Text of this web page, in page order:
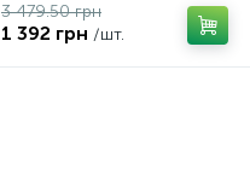
3 479.50 грн
1 392 грн /шт.